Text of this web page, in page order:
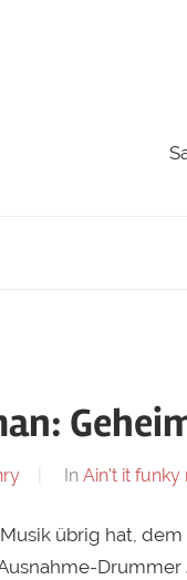
In Ain't it funky
übrig hat,